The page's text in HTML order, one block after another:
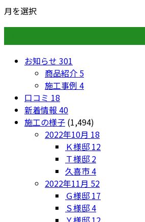
月を選択
お知らせ 301
商品紹介 5
施工事例 4
口コミ 18
新着情報 40
施工の様子 (1,494)
2022年10月 18
Ｋ様邸 12
Ｔ様邸 2
久喜市4
2022年11月 52
Ｇ様邸 17
Ｓ様邸4